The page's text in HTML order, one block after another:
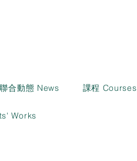
聯合動態 News 課程 Courses
Works